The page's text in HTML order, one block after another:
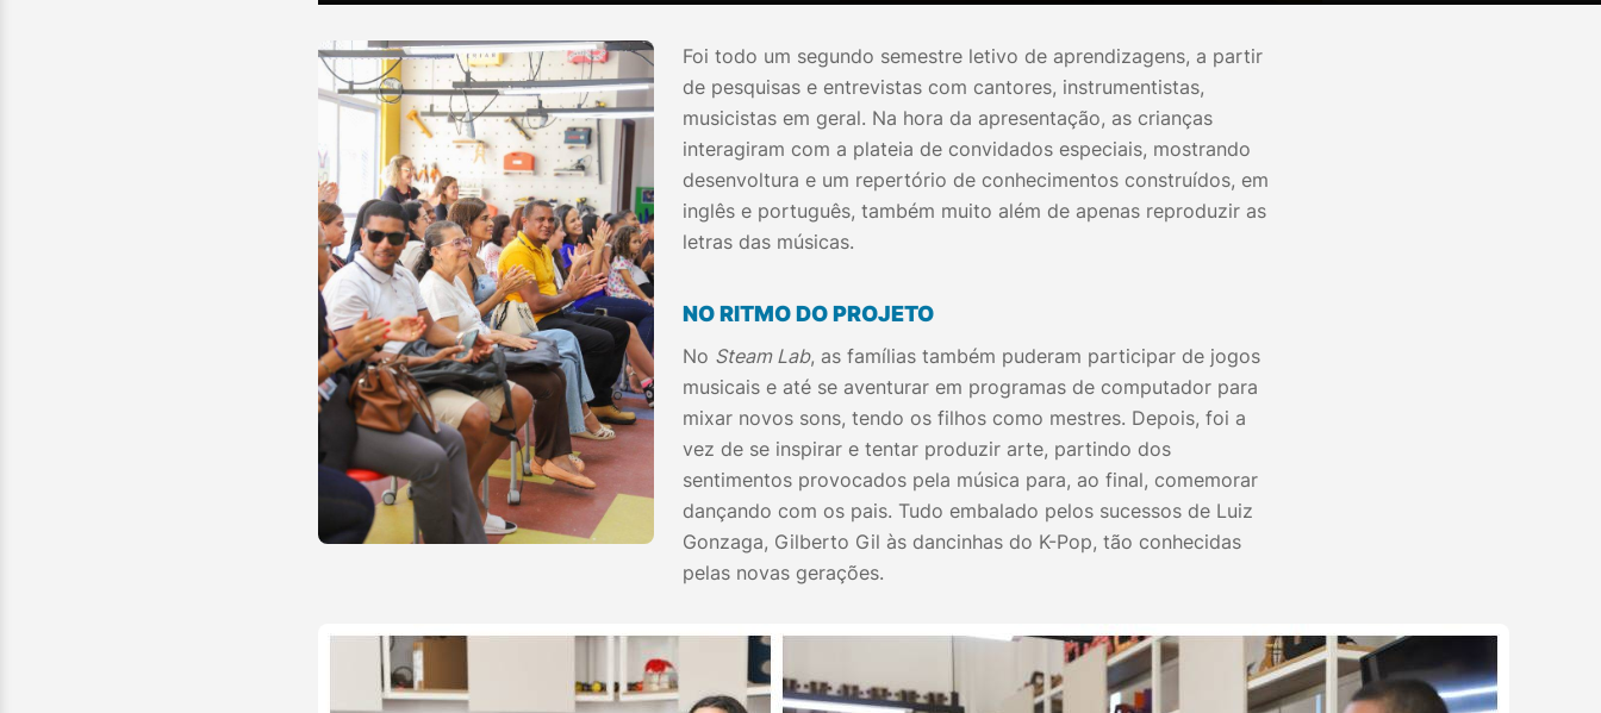
Foi todo um segundo semestre letivo de aprendizagens, a partir
de pesquisas e entrevistas com cantores, instrumentistas,
musicistas em geral. Na hora da apresentação, as crianças
interagiram com a plateia de convidados especiais, mostrando
desenvoltura e um repertório de conhecimentos construídos, em
inglês e português, também muito além de apenas reproduzir as
letras das músicas.
NO RITMO DO PROJETO
No Steam Lab, as famílias também puderam participar de jogos
musicais e até se aventurar em programas de computador para
mixar novos sons, tendo os filhos como mestres. Depois, foi a
vez de se inspirar e tentar produzir arte, partindo dos
sentimentos provocados pela música para, ao final, comemorar
dançando com os pais. Tudo embalado pelos sucessos de Luiz
Gonzaga, Gilberto Gil às dancinhas do K-Pop, tão conhecidas
pelas novas gerações.